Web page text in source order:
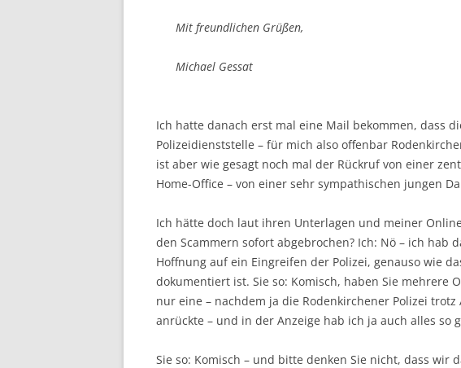
Mit freundlichen Grüßen,
Michael Gessat
Ich hatte danach erst mal eine Mail bekommen, dass
Polizeidienststelle – für mich also offenbar
ist aber wie gesagt noch mal der Rückruf von einer
Home-Office – von einer sehr sympathischen jungen
Ich hätte doch laut ihren Unterlagen und meiner
den Scammern sofort abgebrochen? Ich: Nö – ich
Hoffnung auf ein Eingreifen der Polizei, genauso wie
dokumentiert ist. Sie so: Komisch, haben Sie mehrere
nur eine – nachdem ja die Rodenkirchener Polizei
anrückte – und in der Anzeige hab ich ja auch alles so
Sie so: Komisch – und bitte denken Sie nicht, dass wir